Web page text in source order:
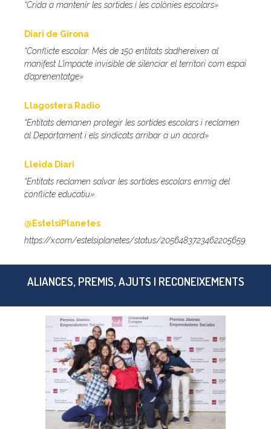
“Crida a mantenir les sortides i les colònies escolars»
Diari de Girona
“Conflicte escolar: Més de 150 entitats s’adhereixen al
manifest L’impacte invisible de silenciar el territori com espai
d’aprenentatge»
Llagostera Radio
“Entitats demanen protegir les sortides escolars i reclamen
al Departament i els sindicats arribar a un acord»
Lleida Diari
“Entitats reclamen salvar les sortides escolars enmig del
conflicte educatiu»
@EstelsiPlanetes
https://x.com/estelsiplanetes/status/2056483723462205659
ALIANCES, PREMIS, AJUTS I RECONEIXEMENTS